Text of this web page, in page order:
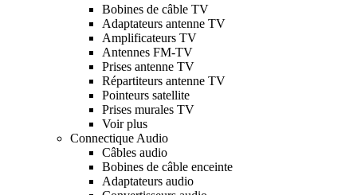
Bobines de câble TV
Adaptateurs antenne TV
Amplificateurs TV
Antennes FM-TV
Prises antenne TV
Répartiteurs antenne TV
Pointeurs satellite
Prises murales TV
Voir plus
Connectique Audio
Câbles audio
Bobines de câble enceinte
Adaptateurs audio